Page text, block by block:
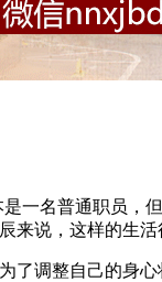
名普通职员，
来说，这样的生
调整自己的身心